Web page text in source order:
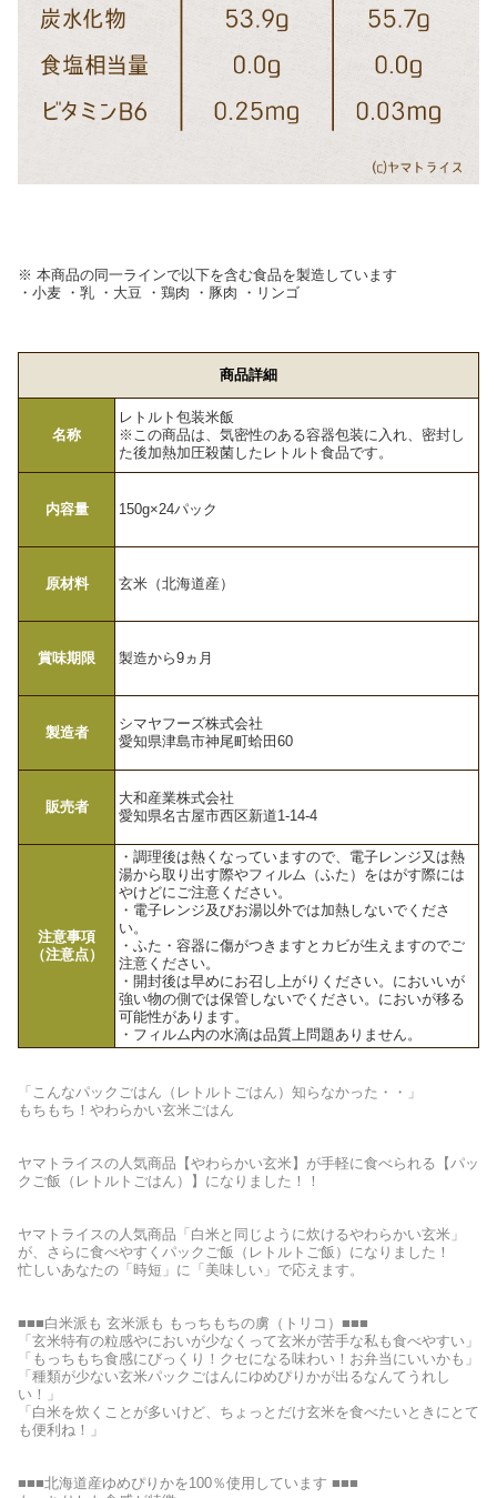
※ 本商品の同一ラインで以下を含む食品を製造しています
・小麦 ・乳 ・大豆 ・鶏肉 ・豚肉 ・リンゴ
商品詳細
名称
レトルト包装米飯
※この商品は、気密性のある容器包装に入れ、密封し
た後加熱加圧殺菌したレトルト食品です。
内容量 150g×24パック
原材料 玄米（北海道産）
賞味期限 製造から9ヵ月
製造者
シマヤフーズ株式会社
愛知県津島市神尾町蛤田60
販売者
大和産業株式会社
愛知県名古屋市西区新道1-14-4
注意事項
（注意点）
・調理後は熱くなっていますので、電子レンジ又は熱
湯から取り出す際やフィルム（ふた）をはがす際には
やけどにご注意ください。
・電子レンジ及びお湯以外では加熱しないでくださ
い。
・ふた・容器に傷がつきますとカビが生えますのでご
注意ください。
・開封後は早めにお召し上がりください。においいが
強い物の側では保管しないでください。においが移る
可能性があります。
・フィルム内の水滴は品質上問題ありません。
「こんなパックごはん（レトルトごはん）知らなかった・・」
もちもち！やわらかい玄米ごはん
ヤマトライスの人気商品【やわらかい玄米】が手軽に食べられる【パッ
クご飯（レトルトごはん）】になりました！！
ヤマトライスの人気商品「白米と同じように炊けるやわらかい玄米」
が、さらに食べやすくパックご飯（レトルトご飯）になりました！
忙しいあなたの「時短」に「美味しい」で応えます。
■■■白米派も 玄米派も もっちもちの虜（トリコ）■■■
「玄米特有の粒感やにおいが少なくって玄米が苦手な私も食べやすい」
「もっちもち食感にびっくり！クセになる味わい！お弁当にいいかも」
「種類が少ない玄米パックごはんにゆめぴりかが出るなんてうれし
い！」
「白米を炊くことが多いけど、ちょっとだけ玄米を食べたいときにとて
も便利ね！」
■■■北海道産ゆめぴりかを100％使用しています ■■■